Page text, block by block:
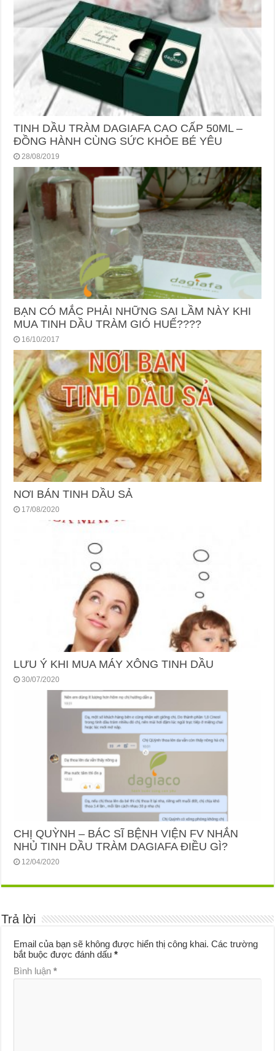
TINH DẦU TRÀM DAGIAFA CAO CẤP 50ML –
ĐỒNG HÀNH CÙNG SỨC KHỎE BÉ YÊU
28/08/2019
BẠN CÓ MẮC PHẢI NHỮNG SAI LẦM NÀY KHI
MUA TINH DẦU TRÀM GIÓ HUẾ????
16/10/2017
NƠI BÁN TINH DẦU SẢ
17/08/2020
LƯU Ý KHI MUA MÁY XÔNG TINH DẦU
30/07/2020
CHỊ QUỲNH – BÁC SĨ BỆNH VIỆN FV NHẮN
NHỦ TINH DẦU TRÀM DAGIAFA ĐIỀU GÌ?
12/04/2020
Trả lời
Email của bạn sẽ không được hiển thị công khai. Các trường
bắt buộc được đánh dấu*
Bình luận*